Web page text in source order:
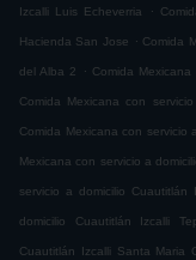
Izcalli Luis Echeverria .
Hacienda San Jose . Comida
del Alba 2 . Comida
Comida Mexicana con
Comida Mexicana con servicio
Mexicana con servicio a
servicio a domicilio Cuautitlán
domicilio Cuautitlán Izcalli
Cuautitlán Izcalli Santa Maria